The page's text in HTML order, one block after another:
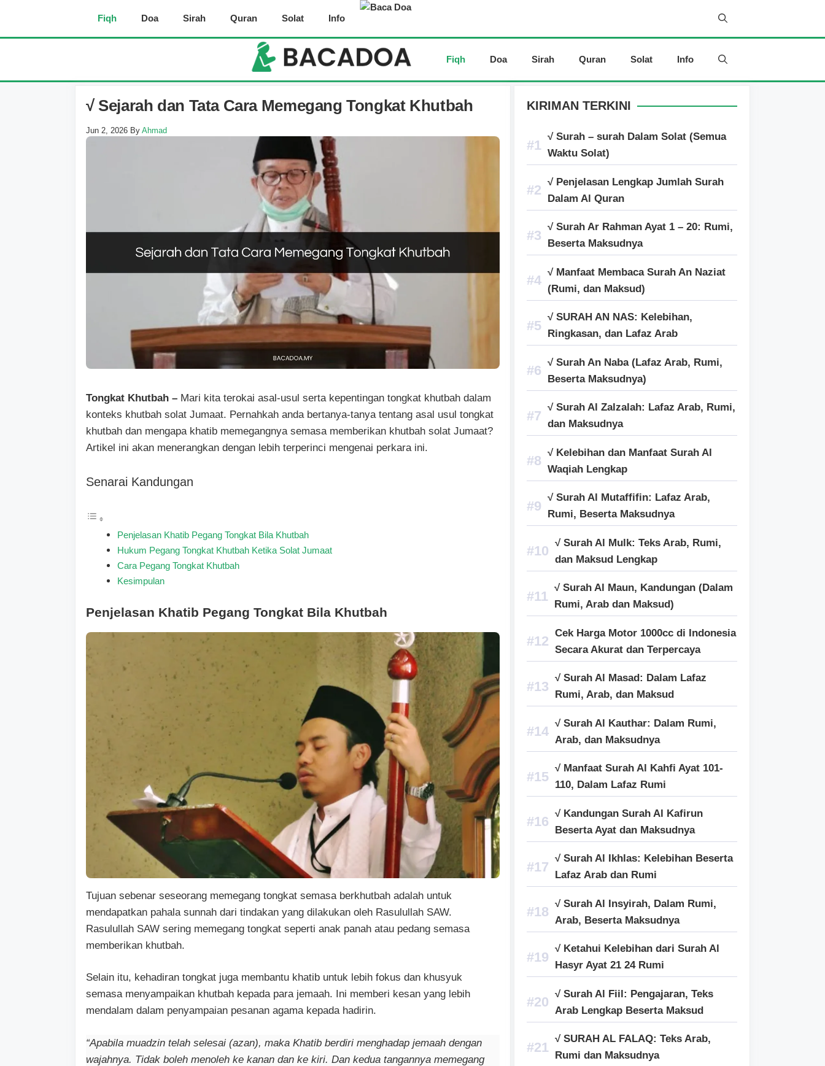
content
Fiqh Doa Sirah Quran Solat Info
Fiqh Doa Sirah Quran Solat Info
√ Sejarah dan Tata Cara Memegang Tongkat Khutbah
Jun 2, 2026 By Ahmad
Tongkat Khutbah – Mari kita terokai asal-usul serta kepentingan tongkat khutbah dalam
konteks khutbah solat Jumaat. Pernahkah anda bertanya-tanya tentang asal usul tongkat
khutbah dan mengapa khatib memegangnya semasa memberikan khutbah solat Jumaat?
Artikel ini akan menerangkan dengan lebih terperinci mengenai perkara ini.
Senarai Kandungan
Penjelasan Khatib Pegang Tongkat Bila Khutbah
Hukum Pegang Tongkat Khutbah Ketika Solat Jumaat
Cara Pegang Tongkat Khutbah
Kesimpulan
Penjelasan Khatib Pegang Tongkat Bila Khutbah
Tujuan sebenar seseorang memegang tongkat semasa berkhutbah adalah untuk
mendapatkan pahala sunnah dari tindakan yang dilakukan oleh Rasulullah SAW.
Rasulullah SAW sering memegang tongkat seperti anak panah atau pedang semasa
memberikan khutbah.
Selain itu, kehadiran tongkat juga membantu khatib untuk lebih fokus dan khusyuk
semasa menyampaikan khutbah kepada para jemaah. Ini memberi kesan yang lebih
mendalam dalam penyampaian pesanan agama kepada hadirin.
“Apabila muadzin telah selesai (azan), maka Khatib berdiri menghadap jemaah dengan
wajahnya. Tidak boleh menoleh ke kanan dan ke kiri. Dan kedua tangannya memegang
KIRIMAN TERKINI
√ Surah – surah Dalam Solat (Semua
Waktu Solat)
√ Penjelasan Lengkap Jumlah Surah
Dalam Al Quran
√ Surah Ar Rahman Ayat 1 – 20: Rumi,
Beserta Maksudnya
√ Manfaat Membaca Surah An Naziat
(Rumi, dan Maksud)
√ SURAH AN NAS: Kelebihan,
Ringkasan, dan Lafaz Arab
√ Surah An Naba (Lafaz Arab, Rumi,
Beserta Maksudnya)
√ Surah Al Zalzalah: Lafaz Arab, Rumi,
dan Maksudnya
√ Kelebihan dan Manfaat Surah Al
Waqiah Lengkap
√ Surah Al Mutaffifin: Lafaz Arab,
Rumi, Beserta Maksudnya
√ Surah Al Mulk: Teks Arab, Rumi,
dan Maksud Lengkap
√ Surah Al Maun, Kandungan (Dalam
Rumi, Arab dan Maksud)
Cek Harga Motor 1000cc di Indonesia
Secara Akurat dan Terpercaya
√ Surah Al Masad: Dalam Lafaz
Rumi, Arab, dan Maksud
√ Surah Al Kauthar: Dalam Rumi,
Arab, dan Maksudnya
√ Manfaat Surah Al Kahfi Ayat 101-
110, Dalam Lafaz Rumi
√ Kandungan Surah Al Kafirun
Beserta Ayat dan Maksudnya
√ Surah Al Ikhlas: Kelebihan Beserta
Lafaz Arab dan Rumi
√ Surah Al Insyirah, Dalam Rumi,
Arab, Beserta Maksudnya
√ Ketahui Kelebihan dari Surah Al
Hasyr Ayat 21 24 Rumi
√ Surah Al Fiil: Pengajaran, Teks
Arab Lengkap Beserta Maksud
√ SURAH AL FALAQ: Teks Arab,
Rumi dan Maksudnya